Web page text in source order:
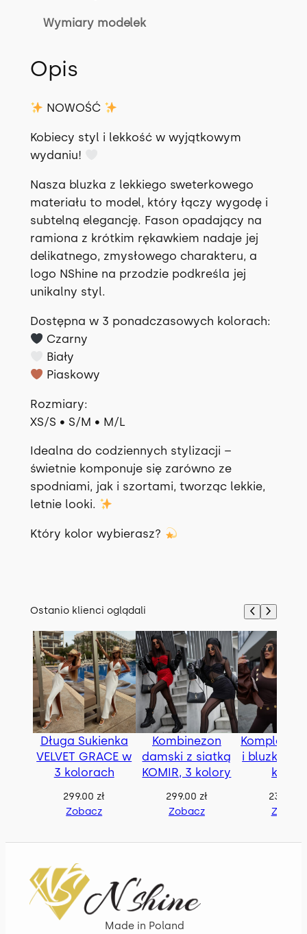
T
O
B
I
K
A
D
R
E
A
M
3
k
l
o
r
c
h
Wymiary modelek
Opis
NOWOŚĆ
Kobiecy styl i lekkość w wyjątkowym
wydaniu!
Nasza bluzka z lekkiego sweterkowego
materiału to model, który łączy wygodę i
subtelną elegancję. Fason opadający na
ramiona z krótkim rękawkiem nadaje jej
delikatnego, zmysłowego charakteru, a
logo NShine na przodzie podkreśla jej
unikalny styl.
Dostępna w 3 ponadczasowych kolorach:
Czarny
Biały
Piaskowy
Rozmiary:
XS/S • S/M • M/L
Idealna do codziennych stylizacji –
świetnie komponuje się zarówno ze
spodniami, jak i szortami, tworząc lekkie,
letnie looki.
Który kolor wybierasz?
Ostanio klienci oglądali
Długa Sukienka
VELVET GRACE w
3 kolorach
299.00zł
Zobacz
Kombinezon
damski z siatką
KOMIR, 3 kolory
299.00 zł
Zobacz
Komplet
i bluzka
kolory
239.00
Zobacz
Made in Poland